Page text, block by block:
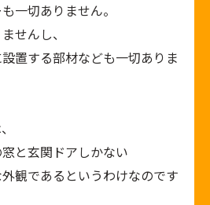
一切ありません。
せんし、
置する部材なども一切ありま
と玄関ドアしかない
観であるというわけなのです